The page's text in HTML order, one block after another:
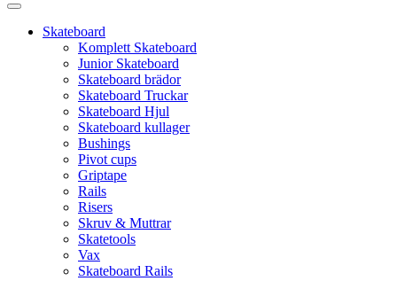
Skateboard
Komplett Skateboard
Junior Skateboard
Skateboard brädor
Skateboard Truckar
Skateboard Hjul
Skateboard kullager
Bushings
Pivot cups
Griptape
Rails
Risers
Skruv & Muttrar
Skatetools
Vax
Skateboard Rails